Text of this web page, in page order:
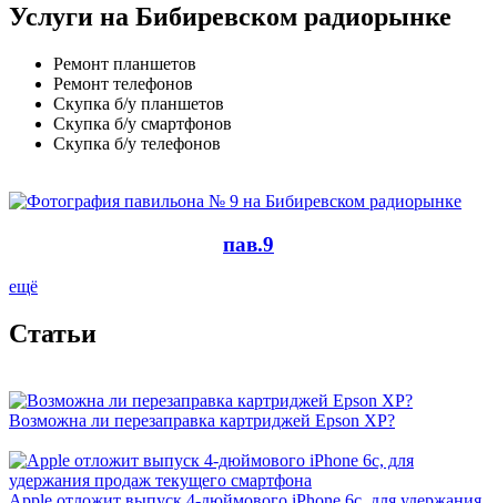
Услуги на Бибиревском радиорынке
Ремонт планшетов
Ремонт телефонов
Скупка б/у планшетов
Скупка б/у смартфонов
Скупка б/у телефонов
пав.9
ещё
Cтатьи
Возможна ли перезаправка картриджей Epson XP?